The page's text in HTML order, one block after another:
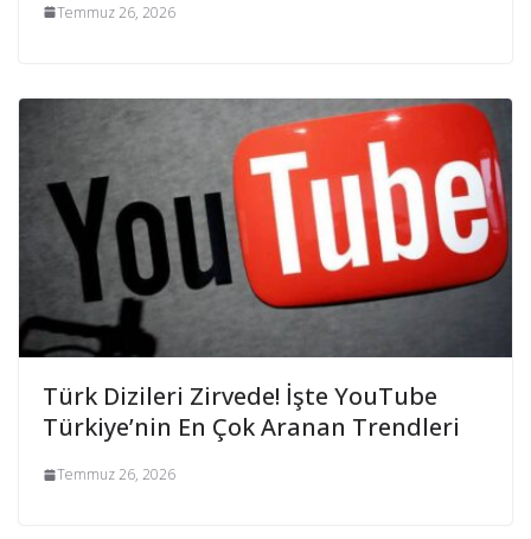
Temmuz 26, 2026
Türk Dizileri Zirvede! İşte YouTube
Türkiye’nin En Çok Aranan Trendleri
Temmuz 26, 2026